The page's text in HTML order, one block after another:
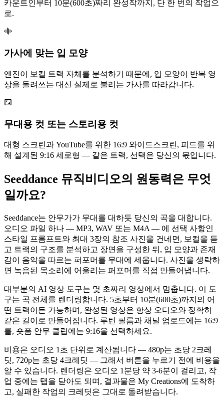
카운트인부터 10분(600초)짜리 완성작까지, 단 한 번의 작업으
로.
가사에 맞는 입 모양
엔진이 보컬 트랙 자체를 분석하기 때문에, 입 모양이 반복 영
상을 돌려쓰는 대신 실제로 불리는 가사를 따라갑니다.
무대용 컷 또는 스토리용 컷
대형 스크린과 YouTube를 위한 16:9 와이드스크린, 피드를 위
해 설계된 9:16 세로형 — 같은 트랙, 선택은 당신의 몫입니다.
Seeddance 뮤직비디오의 원동력은 무엇
일까요?
Seeddance는 안무가가 무대를 대하듯 당신의 곡을 대합니다.
오디오 파일 하나 — MP3, WAV 또는 M4A — 에 선택 사항인
스타일 프롬프트와 최대 3장의 참조 사진을 건네면, 보컬을 듣
고 트랙의 구조를 분석하고 장면을 구성한 뒤, 입 모양과 존재
감이 음악을 따르는 퍼포머를 무대에 세웁니다. 사진을 생략하
면 녹음된 목소리에 어울리는 퍼포머를 직접 만들어냅니다.
대부분의 AI 영상 도구는 몇 초짜리 영상에서 멈춥니다. 이 도
구는 곡 전체를 렌더링합니다. 5초부터 10분(600초)까지의 어
떤 트랙이든 가능하며, 완성된 영상은 항상 오디오와 정확히
같은 길이로 만들어집니다. 루틴 필름과 채널 업로드에는 16:9
를, 숏폼 안무 클립에는 9:16을 선택하세요.
비용은 오디오 1초 단위로 계산됩니다 — 480p는 초당 2크레
딧, 720p는 초당 4크레딧 — 그래서 버튼을 누르기 전에 비용을
알 수 있습니다. 렌더링은 오디오 1분당 약 3-6분이 걸리고, 작
업 중에는 탭을 닫아도 되며, 결과물은 My Creations에 도착하
고, 실패한 작업의 크레딧은 그대로 돌려받습니다.